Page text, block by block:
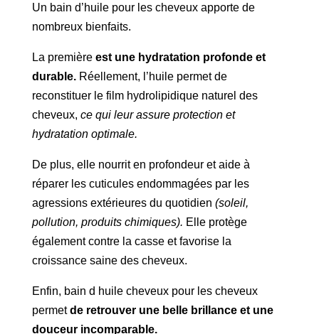
Un bain d’huile pour les cheveux apporte de
nombreux bienfaits.
La première est une hydratation profonde et
durable.Réellement, l’huile permet de
reconstituer le film hydrolipidique naturel des
cheveux, ce qui leur assure protection et
hydratation optimale.
De plus, elle nourrit en profondeur et aide à
réparer les cuticules endommagées par les
agressions extérieures du quotidien (soleil,
pollution, produits chimiques). Elle protège
également contre la casse et favorise la
croissance saine des cheveux.
Enfin, bain d huile cheveux pour les cheveux
permetde retrouver une belle brillance et une
douceur incomparable.